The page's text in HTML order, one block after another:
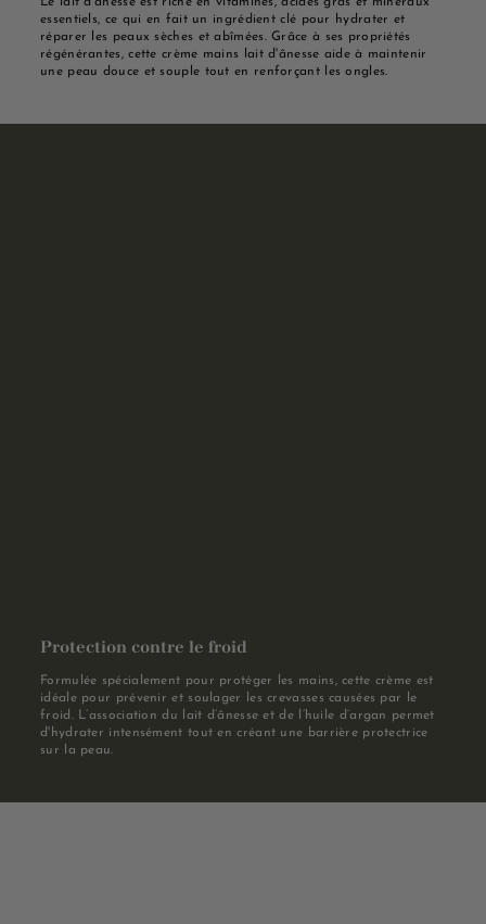
essentiels, ce qui en fait un ingrédient clé pour hydrater et
réparer les peaux sèches et abîmées. Grâce à ses propriétés
régénérantes, cette crème mains lait d'ânesse aide à maintenir
une peau douce et souple tout en renforçant les ongles.
Protection contre le froid
Formulée spécialement pour protéger les mains, cette crème est
idéale pour prévenir et soulager les crevasses causées par le
froid. L’association du lait d’ânesse et de l’huile d’argan permet
d'hydrater intensément tout en créant une barrière protectrice
sur la peau.